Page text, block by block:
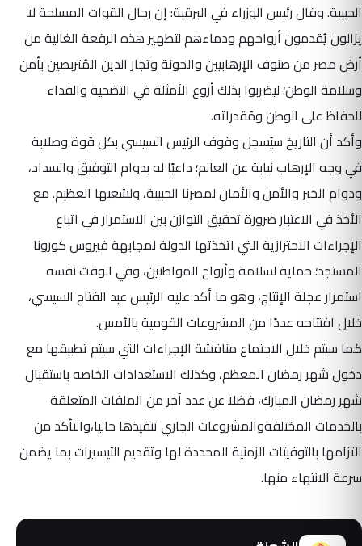
الحبيبة. وقال رئيس الوزراء في البرقية: إن رجال القوات المسلحة لا
يزالون يُقدمون أرواحهم ودماءهم لتطهير هذه الرقعة الغالية من
أرض مصر من صنوف الإرهابيين والخونة وتجار الدين المُتربصين بأمن
وسلامة الوطن؛ ليضربوا بذلك أروع الأمثلة في التضحية والفداء
للحفاظ على الوطن ومُقدراته.
وأكد أن التاريخ سيُسجل وقوف الرئيس السيسي بكل قوة وصلابة
في وجه الإرهاب نيابة عن العالم؛ داعيًا له بدوام التوفيق والسداد،
ودوام الخير والأمن والأمان لمصرنا الحبيبة، ولشعبها العظيم. مع
الأخذ في الاعتبار ضرورة تحقيق التوازن بين الاستمرار في اتباع
الإجراءات الاحترازية التي اتخذتها الدولة لمجابهة فيروس كورونا
المستجد؛ حماية لسلامة وأرواح المواطنين، وفي الوقت نفسه
استمرار عجلة الإنتاج، وهو ما أكد عليه الرئيس عبد الفتاح السيسي،
خلال افتتاحه عددًا من المشروعات القومية بالأمس.
كما سيتم خلال الاجتماع مناقشة الإجراءات التي سيتم تطبيقها مع
دخول شهر رمضان المعظم، وكذلك الاستعدادات الخاصه باستقبال
شهر رمضان المبارك، فضلا عن عدد آخر من الملفات المتعلقة
بالخدمات المختلفةوالمشروعات الجاري تنفيذها حاليا،والتأكد من
التزامها بالتوقيتات الزمنية المحددة لها وتقديم التيسيرات بما يضمن
سرعة الانتهاء منها.